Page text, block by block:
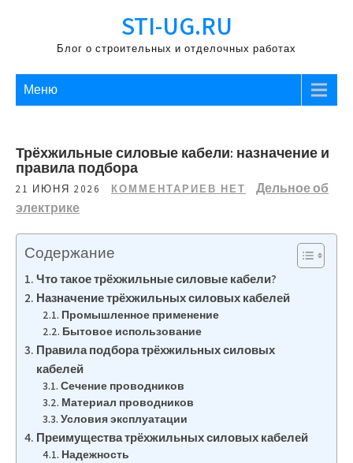
содержимому
STI-UG.RU
Блог о строительных и отделочных работах
Меню
Трёхжильные силовые кабели: назначение и
правила подбора
21 ИЮНЯ 2026 КОММЕНТАРИЕВ НЕТ
Дельное об
электрике
Содержание
Что такое трёхжильные силовые кабели?
Назначение трёхжильных силовых кабелей
Промышленное применение
Бытовое использование
Правила подбора трёхжильных силовых
кабелей
Сечение проводников
Материал проводников
Условия эксплуатации
Преимущества трёхжильных силовых кабелей
Надежность